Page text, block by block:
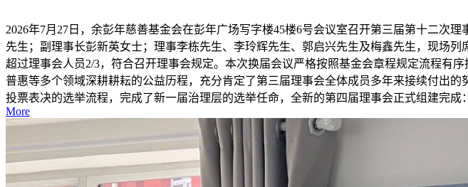
2026年7月27日，余彭年慈善基金会在彭年广场写字楼45楼6号会议室召开第三届第十二次
先生；副理事长彭新英女士；理事李栋先生、李玲辉先生、郭启兴先生及梅鑫先生，现场
超过理事会人员2/3，符合召开理事会规定。本次换届会议严格按照基金会章程规定流程有
普惠等多个领域深耕耕耘的公益历程，充分肯定了第三届理事会全体成员多年来接续付出
投票表决的选举流程，完成了新一届治理层的选举任命，全新的第四届理事会正式组建完成
More